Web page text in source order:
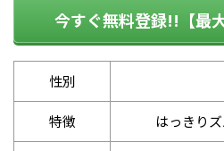
今すぐ無料登録!!【最
性別
特徴 はっきり